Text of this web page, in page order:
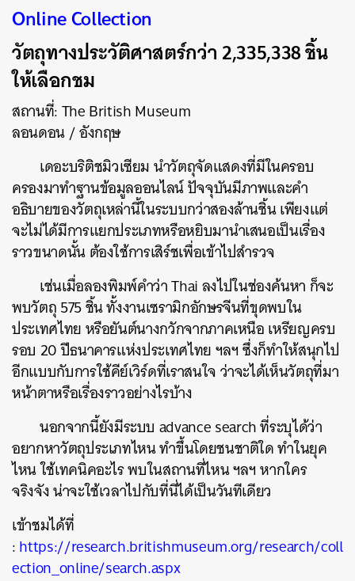
Online Collection
วัตถุทางประวัติศาสตร์กว่า 2,335,338 ชิ้น
ให้เลือกชม
สถานที่: The British Museum
ลอนดอน / อังกฤษ
เดอะบริติชมิวเซียม นำวัตถุจัดแสดงที่มีในครอบ
ครองมาทำฐานข้อมูลออนไลน์ ปัจจุบันมีภาพและคำ
อธิบายของวัตถุเหล่านี้ในระบบกว่าสองล้านชิ้น เพียงแต่
จะไม่ได้มีการแยกประเภทหรือหยิบมานำเสนอเป็นเรื่อง
ราวขนาดนั้น ต้องใช้การเสิร์ชเพื่อเข้าไปสำรวจ
เช่นเมื่อลองพิมพ์คำว่า Thai ลงไปในช่องค้นหา ก็จะ
พบวัตถุ 575 ชิ้น ทั้งงานเซรามิกอักษรจีนที่ขุดพบใน
ประเทศไทย หรือยันต์นางกวักจากภาคเหนือ เหรียญครบ
รอบ 20 ปีธนาคารแห่งประเทศไทย ฯลฯ ซึ่งก็ทำให้สนุกไป
อีกแบบกับการใช้คีย์เวิร์ดที่เราสนใจ ว่าจะได้เห็นวัตถุที่มา
หน้าตาหรือเรื่องราวอย่างไรบ้าง
นอกจากนี้ยังมีระบบ advance search ที่ระบุได้ว่า
อยากหาวัตถุประเภทไหน ทำขึ้นโดยชนชาติใด ทำในยุค
ไหน ใช้เทคนิคอะไร พบในสถานที่ไหน ฯลฯ หากใคร
จริงจัง น่าจะใช้เวลาไปกับที่นี่ได้เป็นวันทีเดียว
เข้าชมได้ที่
:https://research.britishmuseum.org/research/coll
ection_online/search.aspx